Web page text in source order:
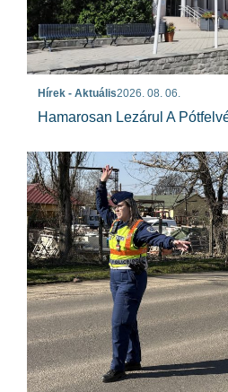
Hírek - Aktuális2026. 08. 06.
Hamarosan Lezárul A